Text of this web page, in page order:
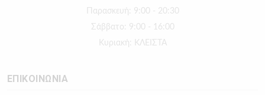
Παρασκευή: 9:00 - 20:30
Σάββατο: 9:00 - 16:00
Κυριακή: ΚΛΕΙΣΤΑ
ΕΠΙΚΟΙΝΩΝΙΑ